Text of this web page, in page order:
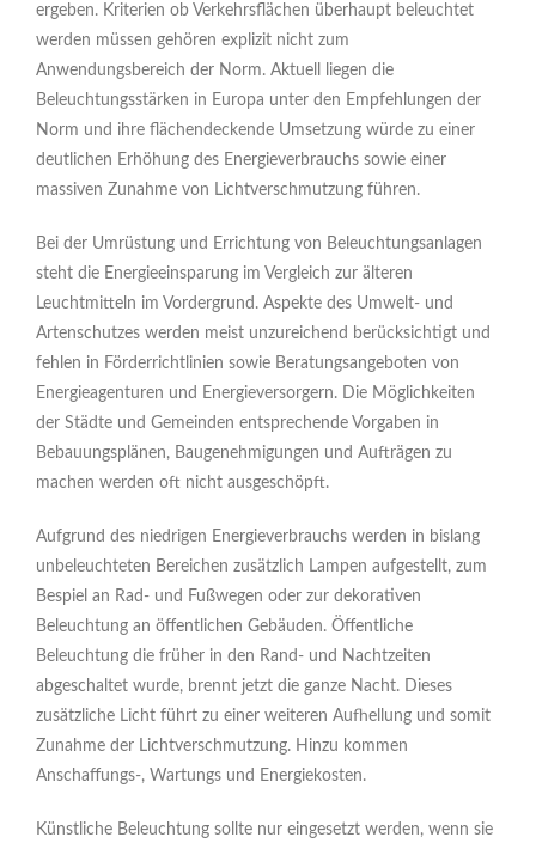
ergeben. Kriterien ob Verkehrsflächen überhaupt beleuchtet
werden müssen gehören explizit nicht zum
Anwendungsbereich der Norm. Aktuell liegen die
Beleuchtungsstärken in Europa unter den Empfehlungen der
Norm und ihre flächendeckende Umsetzung würde zu einer
deutlichen Erhöhung des Energieverbrauchs sowie einer
massiven Zunahme von Lichtverschmutzung führen.
Bei der Umrüstung und Errichtung von Beleuchtungsanlagen
steht die Energieeinsparung im Vergleich zur älteren
Leuchtmitteln im Vordergrund. Aspekte des Umwelt- und
Artenschutzes werden meist unzureichend berücksichtigt und
fehlen in Förderrichtlinien sowie Beratungsangeboten von
Energieagenturen und Energieversorgern. Die Möglichkeiten
der Städte und Gemeinden entsprechende Vorgaben in
Bebauungsplänen, Baugenehmigungen und Aufträgen zu
machen werden oft nicht ausgeschöpft.
Aufgrund des niedrigen Energieverbrauchs werden in bislang
unbeleuchteten Bereichen zusätzlich Lampen aufgestellt, zum
Bespiel an Rad- und Fußwegen oder zur dekorativen
Beleuchtung an öffentlichen Gebäuden. Öffentliche
Beleuchtung die früher in den Rand- und Nachtzeiten
abgeschaltet wurde, brennt jetzt die ganze Nacht. Dieses
zusätzliche Licht führt zu einer weiteren Aufhellung und somit
Zunahme der Lichtverschmutzung. Hinzu kommen
Anschaffungs-, Wartungs und Energiekosten.
Künstliche Beleuchtung sollte nur eingesetzt werden, wenn sie